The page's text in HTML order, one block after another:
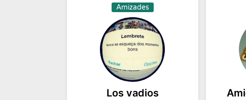
Segundas intenções
mundo
você
Talvez
rotina.
Flertes.
Amizades
Los vadios